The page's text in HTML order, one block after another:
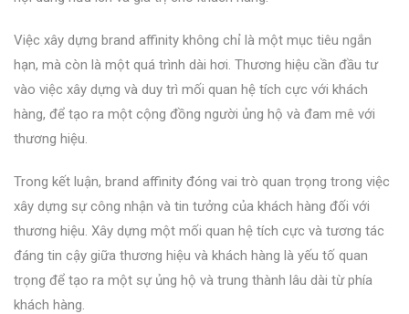
Việc xây dựng brand affinity không chỉ là một mục tiêu ngắn
hạn, mà còn là một quá trình dài hơi. Thương hiệu cần đầu tư
vào việc xây dựng và duy trì mối quan hệ tích cực với khách
hàng, để tạo ra một cộng đồng người ủng hộ và đam mê với
thương hiệu.
Trong kết luận, brand affinity đóng vai trò quan trọng trong việc
xây dựng sự công nhận và tin tưởng của khách hàng đối với
thương hiệu. Xây dựng một mối quan hệ tích cực và tương tác
đáng tin cậy giữa thương hiệu và khách hàng là yếu tố quan
trọng để tạo ra một sự ủng hộ và trung thành lâu dài từ phía
khách hàng.